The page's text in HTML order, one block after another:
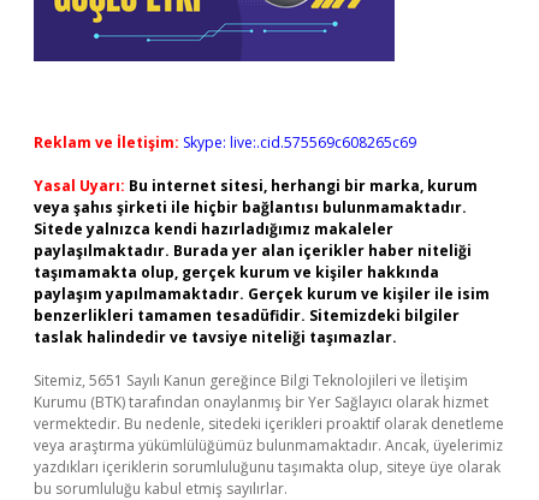
Reklam ve İletişim: Skype: live:.cid.575569c608265c69
Yasal Uyarı: Bu internet sitesi, herhangi bir marka, kurum
veya şahıs şirketi ile hiçbir bağlantısı bulunmamaktadır.
Sitede yalnızca kendi hazırladığımız makaleler
paylaşılmaktadır. Burada yer alan içerikler haber niteliği
taşımamakta olup, gerçek kurum ve kişiler hakkında
paylaşım yapılmamaktadır. Gerçek kurum ve kişiler ile isim
benzerlikleri tamamen tesadüfidir. Sitemizdeki bilgiler
taslak halindedir ve tavsiye niteliği taşımazlar.
Sitemiz, 5651 Sayılı Kanun gereğince Bilgi Teknolojileri ve İletişim
Kurumu (BTK) tarafından onaylanmış bir Yer Sağlayıcı olarak hizmet
vermektedir. Bu nedenle, sitedeki içerikleri proaktif olarak denetleme
veya araştırma yükümlülüğümüz bulunmamaktadır. Ancak, üyelerimiz
yazdıkları içeriklerin sorumluluğunu taşımakta olup, siteye üye olarak
bu sorumluluğu kabul etmiş sayılırlar.